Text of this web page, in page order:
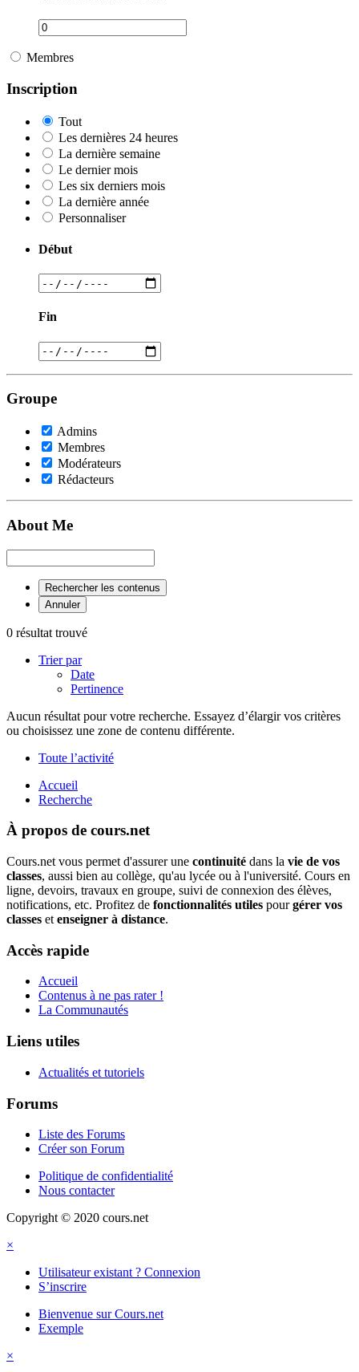
Membres
Inscription
Tout
Les dernières 24 heures
La dernière semaine
Le dernier mois
Les six derniers mois
La dernière année
Personnaliser
Début
Fin
Groupe
Admins
Membres
Modérateurs
Rédacteurs
About Me
Rechercher les contenus
Annuler
0 résultat trouvé
Trier par
Date
Pertinence
Aucun résultat pour votre recherche. Essayez d’élargir vos critères
ou choisissez une zone de contenu différente.
Toute l’activité
Accueil
Recherche
À propos de cours.net
Cours.net vous permet d'assurer une continuité dans la vie de vos
classes, aussi bien au collège, qu'au lycée ou à l'université. Cours en
ligne, devoirs, travaux en groupe, suivi de connexion des élèves,
notifications, etc. Profitez de fonctionnalités utiles pourgérer vos
classes et enseigner à distance.
Accès rapide
Accueil
Contenus à ne pas rater !
La Communautés
Liens utiles
Actualités et tutoriels
Forums
Liste des Forums
Créer son Forum
Politique de confidentialité
Nous contacter
Copyright © 2020 cours.net
×
Utilisateur existant ? Connexion
S’inscrire
Bienvenue sur Cours.net
Exemple
×